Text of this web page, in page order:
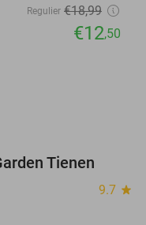
Regulier €18,99
€12,50
Tienen
9.7 star